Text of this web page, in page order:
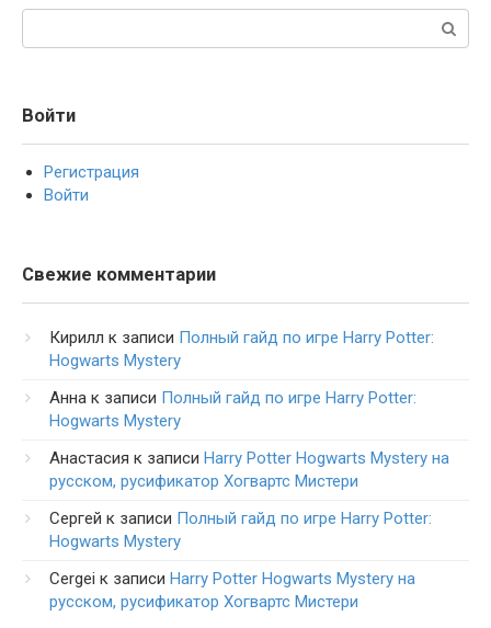
Войти
Регистрация
Войти
Свежие комментарии
Кирилл к записи Полный гайд по игре Harry Potter:
Hogwarts Mystery
Анна к записи Полный гайд по игре Harry Potter:
Hogwarts Mystery
Анастасия к записи Harry Potter Hogwarts Mystery на
русском, русификатор Хогвартс Мистери
Сергей к записи Полный гайд по игре Harry Potter:
Hogwarts Mystery
Cergei к записи Harry Potter Hogwarts Mystery на
русском, русификатор Хогвартс Мистери